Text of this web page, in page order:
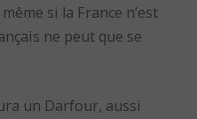
si la France n’est
ne peut que se
un Darfour, aussi